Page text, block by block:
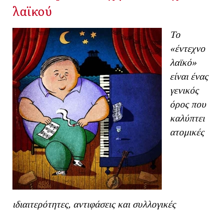
λαϊκού
Το
«έντεχνο
λαϊκό»
είναι ένας
γενικός
όρος που
καλύπτει
ατομικές
ιδιαιτερότητες, αντιφάσεις και συλλογικές